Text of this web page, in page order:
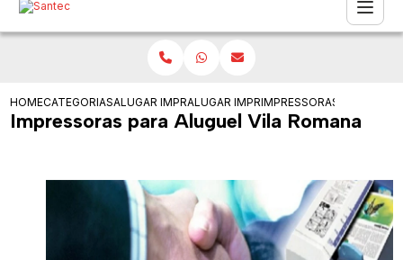
HOMECATEGORIASALUGAR IMPRESSORAALUGAR IMPRESSORAS PARA
IMPRESSORAS PARA
Impressoras para Aluguel Vila Romana